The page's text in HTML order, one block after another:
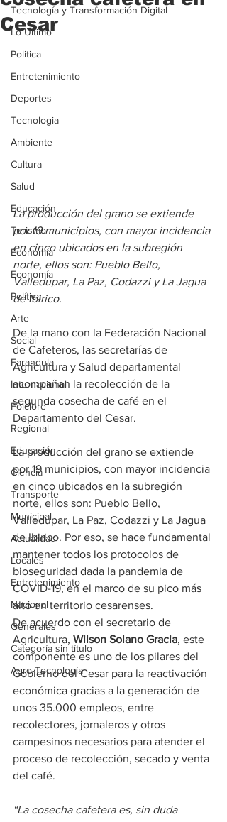
Tecnología y Transformación Digital
Lo Ultimo
Politica
Entretenimiento
Deportes
Tecnologia
Ambiente
Cultura
Salud
Educación
Turismo
Economía
Economía
Política
Arte
Social
Farandula
Internacional
Folclore
Regional
Educación
Ciencia
Transporte
Municipal
Actualidad
Locales
Entretenimiento
Nacional
Generales
Categoría sin título
Agro-Tecnología
Cesar
La producción del grano se extiende
por 19 municipios, con mayor incidencia
en cinco ubicados en la subregión
norte, ellos son: Pueblo Bello,
Valledupar, La Paz, Codazzi y La Jagua
de Ibirico.
De la mano con la Federación Nacional
de Cafeteros, las secretarías de
Agricultura y Salud departamental
acompañan la recolección de la
segunda cosecha de café en el
Departamento del Cesar.
La producción del grano se extiende
por 19 municipios, con mayor incidencia
en cinco ubicados en la subregión
norte, ellos son: Pueblo Bello,
Valledupar, La Paz, Codazzi y La Jagua
de Ibirico. Por eso, se hace fundamental
mantener todos los protocolos de
bioseguridad dada la pandemia de
COVID-19, en el marco de su pico más
alto en territorio cesarenses.
De acuerdo con el secretario de
Agricultura, Wilson Solano Gracia, este
componente es uno de los pilares del
Gobierno del Cesar para la reactivación
económica gracias a la generación de
unos 35.000 empleos, entre
recolectores, jornaleros y otros
campesinos necesarios para atender el
proceso de recolección, secado y venta
del café.
“La cosecha cafetera es, sin duda